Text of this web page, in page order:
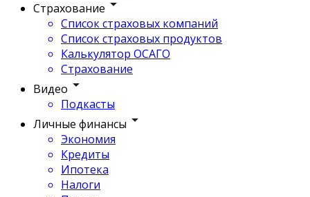
Страхование
Список страховых компаний
Список страховых продуктов
Калькулятор ОСАГО
Страхование
Видео
Подкасты
Личные финансы
Экономия
Кредиты
Ипотека
Налоги